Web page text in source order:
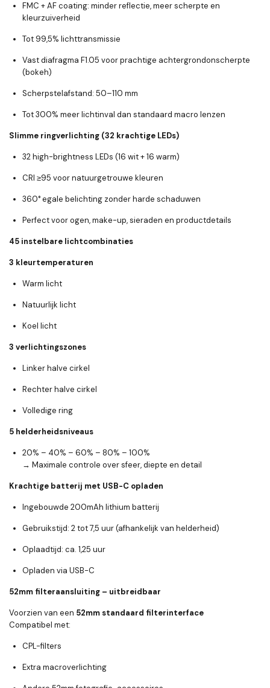
FMC + AF coating: minder reflectie, meer scherpte en
kleurzuiverheid
Tot 99,5% lichttransmissie
Vast diafragma F1.05 voor prachtige achtergrondonscherpte
(bokeh)
Scherpstelafstand: 50–110 mm
Tot300% meer lichtinval dan standaard macro lenzen
Slimme ringverlichting (32 krachtige LEDs)
32 high-brightness LEDs (16 wit + 16 warm)
CRI ≥95 voor natuurgetrouwe kleuren
360° egale belichting zonder harde schaduwen
Perfect voor ogen, make-up, sieraden en productdetails
45 instelbare lichtcombinaties
3 kleurtemperaturen
Warm licht
Natuurlijk licht
Koel licht
3 verlichtingszones
Linker halve cirkel
Rechter halve cirkel
Volledige ring
5 helderheidsniveaus
20% – 40% – 60% – 80% – 100%
→ Maximale controle over sfeer, diepte en detail
Krachtige batterij met USB-C opladen
Ingebouwde 200mAh lithium batterij
Gebruikstijd: 2 tot 7,5 uur(afhankelijk van helderheid)
Oplaadtijd: ca. 1,25 uur
Opladen via USB-C
52mm filteraansluiting – uitbreidbaar
Voorzien van een 52mm standaard filterinterface
Compatibel met:
CPL-filters
Extra macroverlichting